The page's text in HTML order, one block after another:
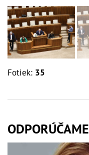
Fotiek: 35
ODPORÚČAME